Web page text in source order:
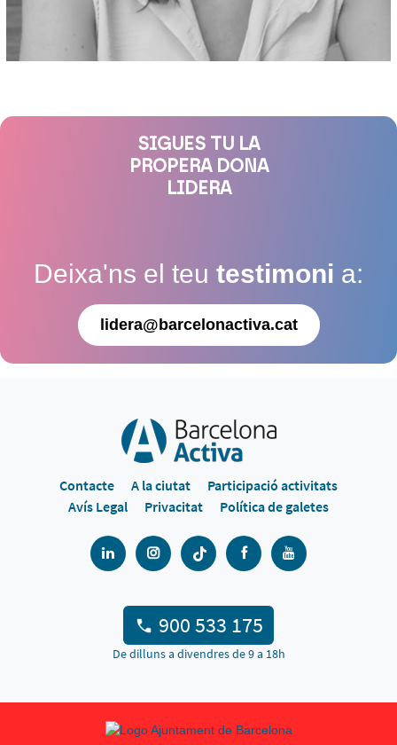
SIGUES TU LA
PROPERA DONA
LIDERA
Deixa'ns el teu testimoni a:
lidera@barcelonactiva.cat
Contacte A la ciutat
Participació activitats
Avís Legal
Privacitat Política de galetes
900 533 175
De dilluns a divendres de 9 a 18h